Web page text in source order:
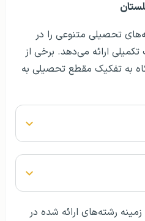
تحصیلی متنوعی را در
ارائه می‌دهد. برخی از
به تفکیک مقطع تحصیلی به
رشته‌های ارائه شده در